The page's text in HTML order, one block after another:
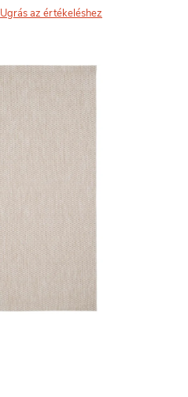
Ugrás az értékeléshez